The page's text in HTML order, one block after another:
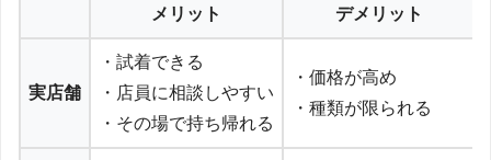
メリット デメリット
実店舗
・試着できる
・店員に相談しやすい
・その場で持ち帰れる
・価格が高め
・種類が限られる